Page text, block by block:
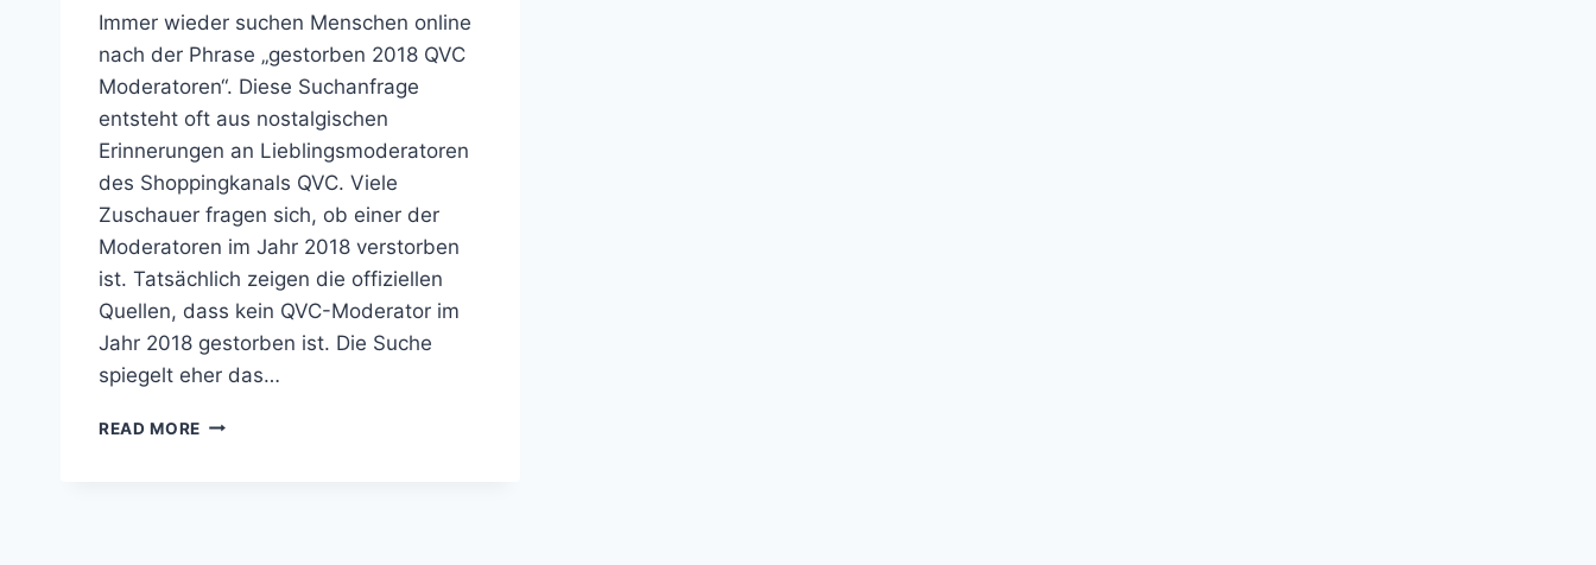
Immer wieder suchen Menschen online
nach der Phrase „gestorben 2018 QVC
Moderatoren“. Diese Suchanfrage
entsteht oft aus nostalgischen
Erinnerungen an Lieblingsmoderatoren
des Shoppingkanals QVC. Viele
Zuschauer fragen sich, ob einer der
Moderatoren im Jahr 2018 verstorben
ist. Tatsächlich zeigen die offiziellen
Quellen, dass kein QVC-Moderator im
Jahr 2018 gestorben ist. Die Suche
spiegelt eher das…
READ MORE EINFÜHRUNG